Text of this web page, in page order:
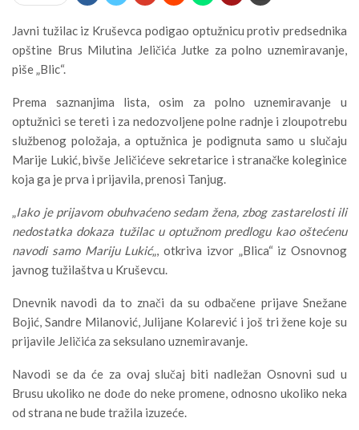
Javni tužilac iz Kruševca podigao optužnicu protiv predsednika
opštine Brus Milutina Jeličića Jutke za polno uznemiravanje,
piše „Blic“.
Prema saznanjima lista, osim za polno uznemiravanje u
optužnici se tereti i za nedozvoljene polne radnje i zloupotrebu
službenog položaja, a optužnica je podignuta samo u slučaju
Marije Lukić, bivše Jeličićeve sekretarice i stranačke koleginice
koja ga je prva i prijavila, prenosi Tanjug.
„Iako je prijavom obuhvaćeno sedam žena, zbog zastarelosti ili
nedostatka dokaza tužilac u optužnom predlogu kao oštećenu
navodi samo Mariju Lukić„, otkriva izvor „Blica“ iz Osnovnog
javnog tužilaštva u Kruševcu.
Dnevnik navodi da to znači da su odbačene prijave Snežane
Bojić, Sandre Milanović, Julijane Kolarević i još tri žene koje su
prijavile Jeličića za seksulano uznemiravanje.
Navodi se da će za ovaj slučaj biti nadležan Osnovni sud u
Brusu ukoliko ne dođe do neke promene, odnosno ukoliko neka
od strana ne bude tražila izuzeće.